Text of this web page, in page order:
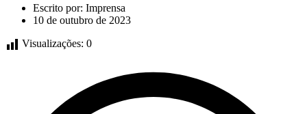
Escrito por: Imprensa
10 de outubro de 2023
Visualizações: 0